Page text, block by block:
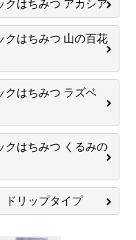
クはちみつ アカシア
クはちみつ 山の百花
クはちみつ ラズベ
クはちみつ くるみの
ドリップタイプ